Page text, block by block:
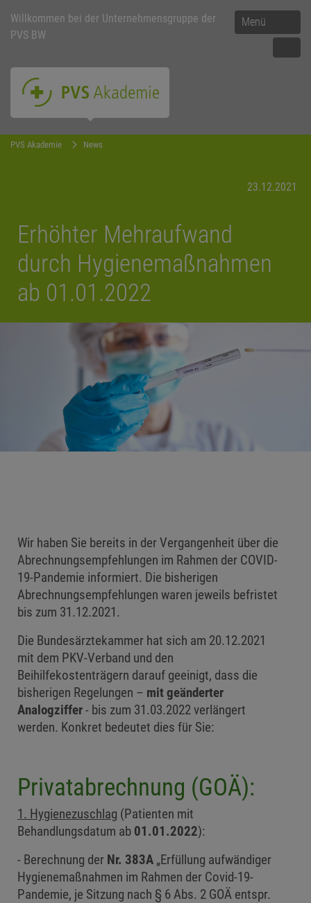
Menü
Willkommen bei der Unternehmensgruppe der
PVS BW
PVS Akademie News
23.12.2021
Erhöhter Mehraufwand
durch Hygienemaßnahmen
ab 01.01.2022
Wir haben Sie bereits in der Vergangenheit über die
Abrechnungsempfehlungen im Rahmen der COVID-
19-Pandemie informiert. Die bisherigen
Abrechnungsempfehlungen waren jeweils befristet
bis zum 31.12.2021.
Die Bundesärztekammer hat sich am 20.12.2021
mit dem PKV-Verband und den
Beihilfekostenträgern darauf geeinigt, dass die
bisherigen Regelungen – mit geänderter
Analogziffer- bis zum 31.03.2022 verlängert
werden. Konkret bedeutet dies für Sie:
Privatabrechnung (GOÄ):
1. Hygienezuschlag (Patienten mit
Behandlungsdatum ab 01.01.2022):
Berechnung der Nr. 383A „Erfüllung aufwändiger
Hygienemaßnahmen im Rahmen der Covid-19-
Pandemie, je Sitzung nach § 6 Abs. 2 GOÄ entspr.